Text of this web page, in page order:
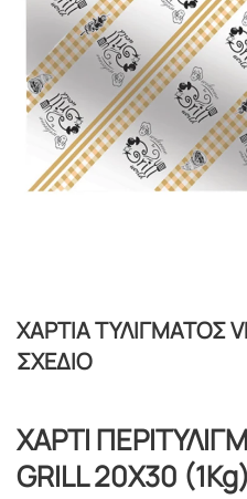
ΧΑΡΤΙΑ ΤΥΛΙΓΜΑΤΟΣ
ΣΧΕΔΙΟ
ΧΑΡΤΙ
GRILL 20Χ30 (1Kg)